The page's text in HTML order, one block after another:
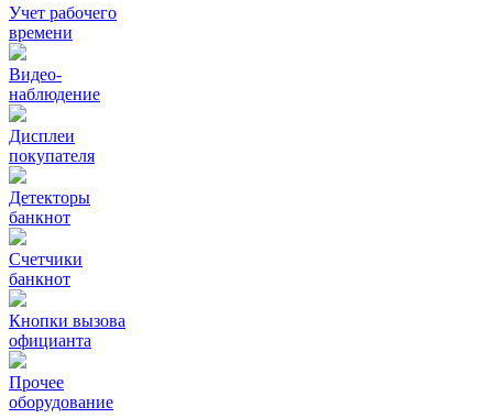
Учет рабочего
времени
Видео‑
наблюдение
Дисплеи
покупателя
Детекторы
банкнот
Счетчики
банкнот
Кнопки вызова
официанта
Прочее
оборудование